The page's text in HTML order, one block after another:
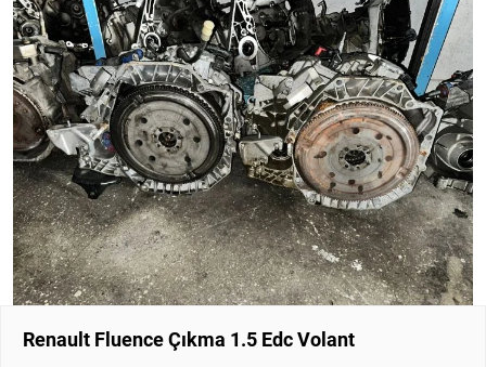
Renault Fluence Çıkma 1.5 Edc Volant